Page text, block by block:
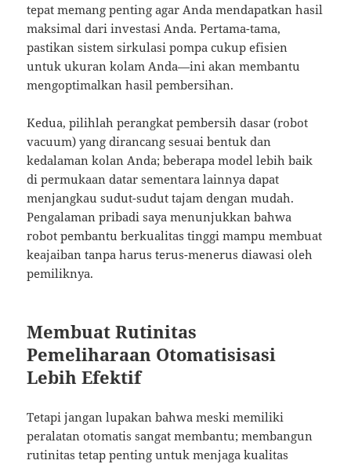
tepat memang penting agar Anda mendapatkan hasil
maksimal dari investasi Anda. Pertama-tama,
pastikan sistem sirkulasi pompa cukup efisien
untuk ukuran kolam Anda—ini akan membantu
mengoptimalkan hasil pembersihan.
Kedua, pilihlah perangkat pembersih dasar (robot
vacuum) yang dirancang sesuai bentuk dan
kedalaman kolan Anda; beberapa model lebih baik
di permukaan datar sementara lainnya dapat
menjangkau sudut-sudut tajam dengan mudah.
Pengalaman pribadi saya menunjukkan bahwa
robot pembantu berkualitas tinggi mampu membuat
keajaiban tanpa harus terus-menerus diawasi oleh
pemiliknya.
Membuat Rutinitas
Pemeliharaan Otomatisisasi
Lebih Efektif
Tetapi jangan lupakan bahwa meski memiliki
peralatan otomatis sangat membantu; membangun
rutinitas tetap penting untuk menjaga kualitas